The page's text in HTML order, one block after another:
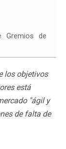
Gremios de
los objetivos
está
"ágil y
de falta de